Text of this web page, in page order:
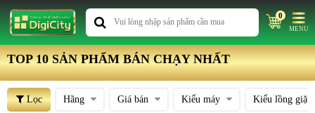
0
MENU
TOP 10 SẢN PHẨM BÁN CHẠY NHẤT
Lọc Hãng Giá bán Kiểu máy Kiểu lồng giặt